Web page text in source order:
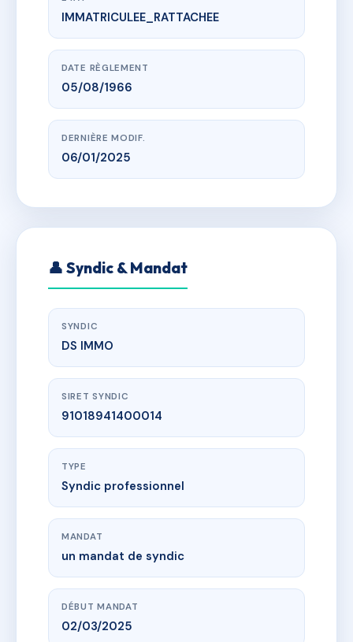
www.vme.plus/AI0059345
SAGONE PLAGE BATIMENT D
LIEU DIT CHIOSONE 20118 SAGONE
IMMATRICULEE_RATTACHEE
DATE RÈGLEMENT
05/08/1966
DERNIÈRE MODIF.
06/01/2025
👤 Syndic & Mandat
SYNDIC
DS IMMO
SIRET SYNDIC
91018941400014
TYPE
Syndic professionnel
MANDAT
un mandat de syndic
DÉBUT MANDAT
02/03/2025